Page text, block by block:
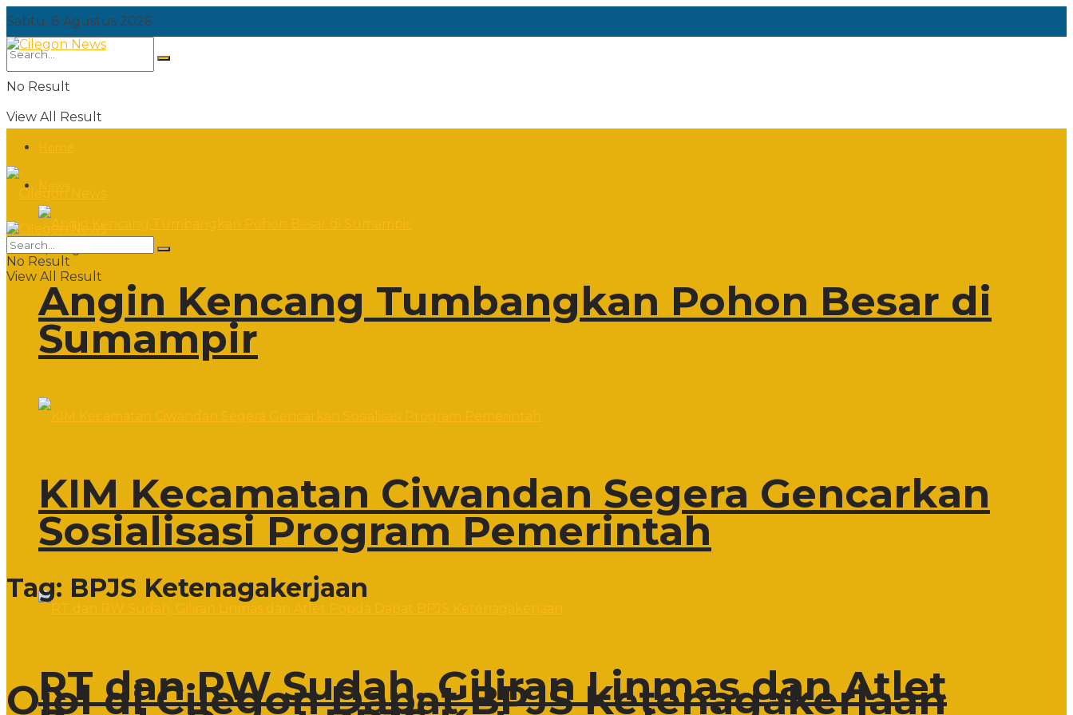
Sabtu, 8 Agustus 2026
No Result
View All Result
Angin Kencang Tumbangkan Pohon Besar di
Sumampir
KIM Kecamatan Ciwandan Segera Gencarkan
Sosialisasi Program Pemerintah
RT dan RW Sudah, Giliran Linmas dan Atlet
Sabtu, 8 Agustus 2026
No Result
View All Result
Tag: BPJS Ketenagakerjaan
Ojol di Cilegon Dapat BPJS Ketenagakerjaan